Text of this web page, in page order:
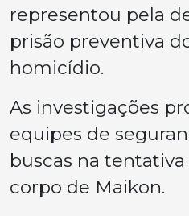
representou pela
prisão preventiva
homicídio.
As investigações
equipes de
buscas na
corpo de Maikon.